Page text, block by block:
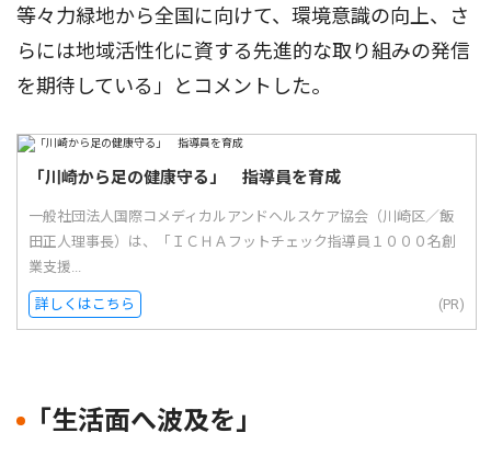
等々力緑地から全国に向けて、環境意識の向上、さ
らには地域活性化に資する先進的な取り組みの発信
を期待している」とコメントした。
「川崎から足の健康守る」 指導員を育成
一般社団法人国際コメディカルアンドヘルスケア協会（川崎区／飯
田正人理事長）は、「ＩＣＨＡフットチェック指導員１０００名創
業支援...
詳しくはこちら (PR)
｢生活面へ波及を｣